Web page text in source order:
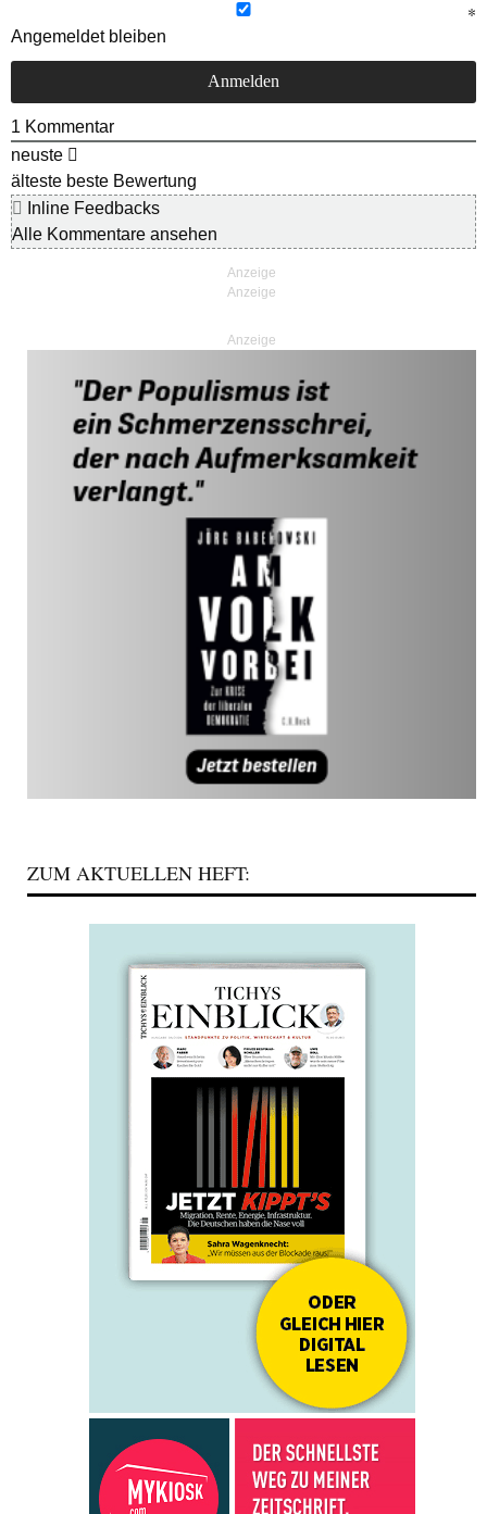
Angemeldet bleiben
1 Kommentar
neuste
älteste beste Bewertung
Inline Feedbacks
Alle Kommentare ansehen
Anzeige
ZUM AKTUELLEN HEFT: